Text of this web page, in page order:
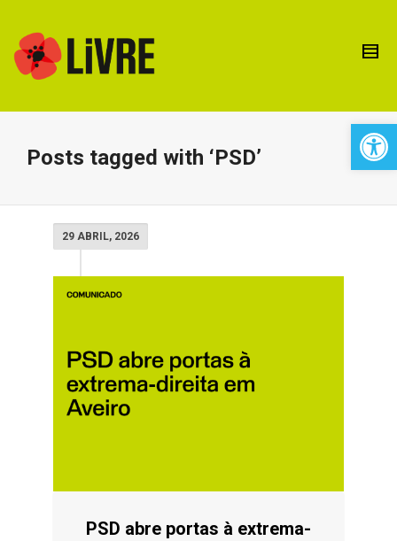
Posts tagged with ‘PSD’
29 ABRIL, 2026
PSD abre portas à extrema-